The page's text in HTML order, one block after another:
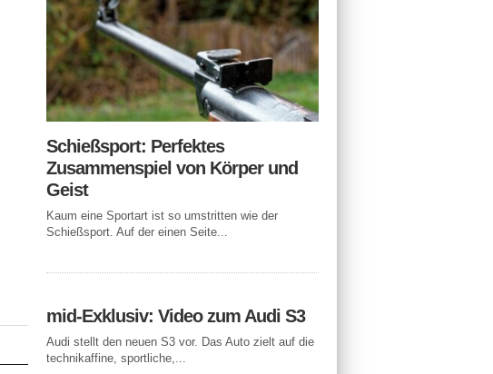
Schießsport: Perfektes
Zusammenspiel von Körper und
Geist
Kaum eine Sportart ist so umstritten wie der
Schießsport. Auf der einen Seite...
mid-Exklusiv: Video zum Audi S3
Audi stellt den neuen S3 vor. Das Auto zielt auf die
technikaffine, sportliche,...